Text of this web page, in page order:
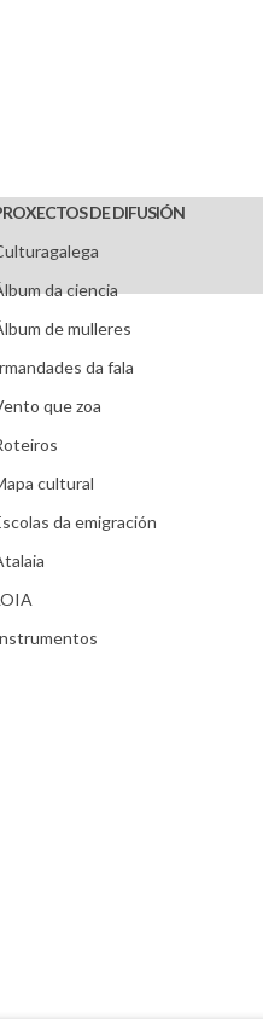
DE DIFUSIÓN
da ciencia
de mulleres
da fala
que zoa
cultural
da emigración